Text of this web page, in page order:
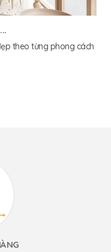
theo từng phong cách